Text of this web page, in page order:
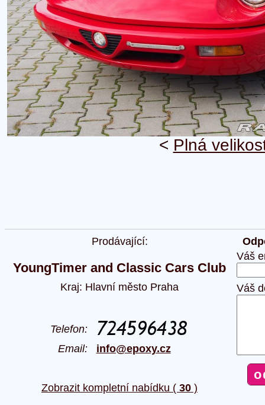
< Plná
Prodávající:
YoungTimer and Classic Cars Club
Kraj: Hlavní město Praha
Telefon:
Email: info@epoxy.cz
Zobrazit kompletní nabídku ( 30 )
Váš
Váš